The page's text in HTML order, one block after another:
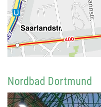
Nordbad Dortmund